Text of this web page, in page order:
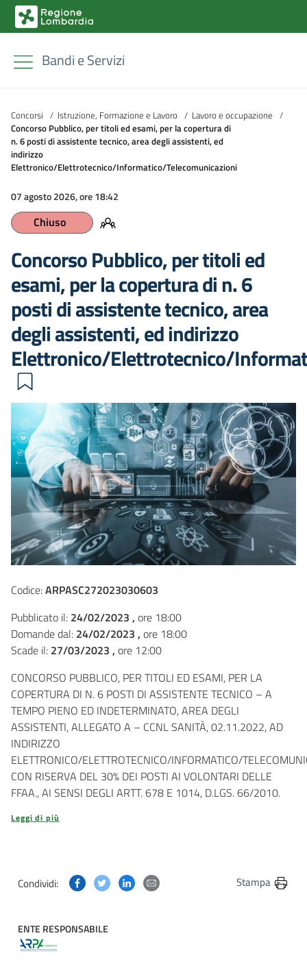
Bandi e Servizi
Concorsi / Istruzione, Formazione e Lavoro / Lavoro e occupazione /
Concorso Pubblico, per titoli ed esami, per la copertura di
n. 6 posti di assistente tecnico, area degli assistenti, ed
indirizzo
Elettronico/Elettrotecnico/Informatico/Telecomunicazioni
07 agosto 2026, ore 18:42
Chiuso
Concorso Pubblico, per titoli ed
esami, per la copertura di n. 6
posti di assistente tecnico, area
degli assistenti, ed indirizzo
Elettronico/Elettrotecnico/
Codice:ARPASC272023030603
Pubblicato il: 24/02/2023 , ore 18:00
Domande dal: 24/02/2023 , ore 18:00
Scade il: 27/03/2023 , ore 12:00
CONCORSO PUBBLICO, PER TITOLI ED ESAMI, PER LA
COPERTURA DI N. 6 POSTI DI ASSISTENTE TECNICO – A
TEMPO PIENO ED INDETERMINATO, AREA DEGLI
ASSISTENTI, ALLEGATO A – CCNL SANITÀ, 02.11.2022, AD
INDIRIZZO
ELETTRONICO/ELETTROTECNICO/INFORMATICO/
CON RISERVA DEL 30% DEI POSTI AI VOLONTARI DELLE
FFAA., AI SENSI DEGLI ARTT. 678 E 1014, D.LGS. 66/2010.
Leggi di più
Condividi: Condividi questa pagina su Facebook
Condividi questa pagina su Twitter
Condividi questa pagina su Linkedin
Condividi questa pagina via
Stampa
ENTE RESPONSABILE